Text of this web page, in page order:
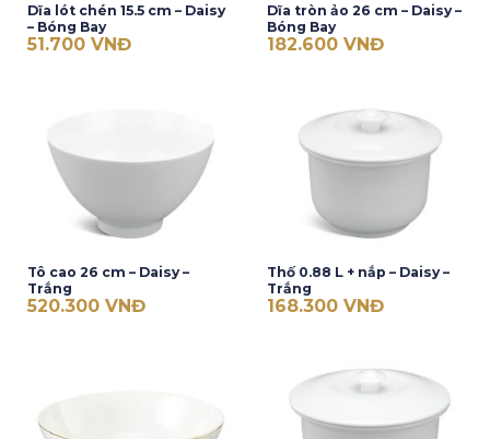
Dĩa lót chén 15.5 cm – Daisy
– Bóng Bay
51.700 VNĐ
Dĩa tròn ảo 26 cm – Daisy –
Bóng Bay
182.600 VNĐ
Tô cao 26 cm – Daisy –
Trắng
520.300 VNĐ
Thố 0.88 L + nắp – Daisy –
Trắng
168.300 VNĐ